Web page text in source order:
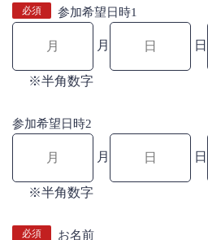
必須 参加希望日時1
月 日
※半角数字
参加希望日時2
月 日
※半角数字
必須 お名前